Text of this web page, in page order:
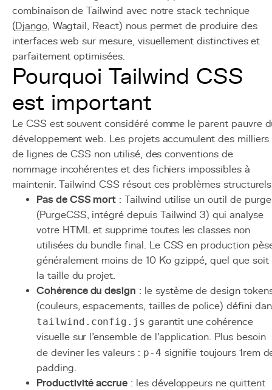
combinaison de Tailwind avec notre stack technique
(Django, Wagtail, React) nous permet de produire des
interfaces web sur mesure, visuellement distinctives et
parfaitement optimisées.
Pourquoi Tailwind CSS
est important
Le CSS est souvent considéré comme le parent pauvre
développement web. Les projets accumulent des milliers
de lignes de CSS non utilisé, des conventions de
nommage incohérentes et des fichiers impossibles à
maintenir. Tailwind CSS résout ces problèmes
Pas de CSS mort : Tailwind utilise un outil de purge
(PurgeCSS, intégré depuis Tailwind 3) qui analyse
votre HTML et supprime toutes les classes non
utilisées du bundle final. Le CSS en production
généralement moins de 10 Ko gzippé, quel que soit
la taille du projet.
Cohérence du design : le système de design
(couleurs, espacements, tailles de police) défini
tailwind.config.js garantit une cohérence
visuelle sur l'ensemble de l'application. Plus besoin
de deviner les valeurs : p-4 signifie toujours 1rem
padding.
Productivité accrue : les développeurs ne quittent